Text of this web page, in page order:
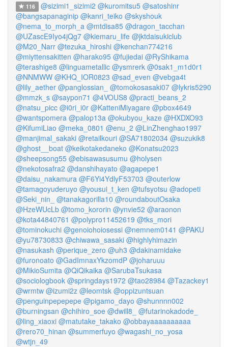
116 @sizimi1_sizimi2 @kuromitsu5 @satoshinr
@bangsapanaginip @kanri_teiko @skyshouk
@nema_to_morph_a @mtdisa85 @dragon_tacchan
@UZascE9Iyo4jQg7 @kiemaru_life @jktdaisukiclub
@M20_Narr @tezuka_hiroshi @kenchan774216
@miyttensakitten @harako95 @fujiedai @RyShikama
@terashige8 @linguametallic @ysmrerk @0sak1_m1d0r1
@NNMWW @KHQ_IOR0823 @sad_even @vebga4t
@lily_aether @panglossian_ @tomokosasaki07 @lykris5290
@mmzk_s @saypon71 @4VOUS8 @practi_beans_2
@natsu_picc @i0ri_i0r @KatteniMiyagare @pbox4649
@wantspomera @palop13a @okubyou_kaze @HXDXO93
@KifumiLiao @meka_0801 @enu_2 @LinZhenghao1997
@manjimal_sakaki @retailkouri @SA71802034 @suzukik8
@ghost__boat @keikotakedaneko @Konatsu2023
@sheepsong55 @ebisawasusumu @holysen
@nekotosafra2 @danshihayato @agapepe1
@daisu_nakamura @F6Yi4YdlyF53703 @outerlow
@tamagoyuderuyo @yousui_t_ken @tufsyotsu @adopeti
@Seki_nin_
@tanakagorilla10 @roundaboutOsaka
@HzeWUcLb @tomo_kororin @ynvie52 @araonon
@kota44840761 @polypro11452619 @tks_mori
@tominokuchi @genoiohoiosessi @nemnem0141 @PAKU
@yu78730833 @chiwawa_sasaki @highlyhimazin
@nasukash @perique_zero @uh3 @dakinamidake
@furonoato @GadImnaxYkzomdP @joharuuu
@MikioSumita @QiQikaika @SarubaTsukasa
@sociologbook @springdays1972 @tao28984 @Tazackey1
@wrmtw @izumi2z @leomtsk @oppizuntsuan
@penguinpepepepe @pigamo_dayo @shunnnn002
@burningsan @chihiro_soe @dwill8_
@futarinokadode_
@ling_xiaoxi @matutake_takako @obbayaaaaaaaaaa
@rero70_hinan @summerfuyo @wagashi_no_yosa
@wtjn_49